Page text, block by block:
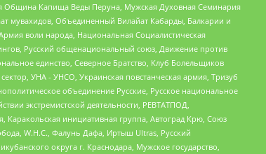
Община Капища Веды Перуна, Мужская Духовная Семинария
мувахидов, Объединенный Вилайат Кабарды, Балкарии и
воли народа, Национальная Социалистическая
Русский общенациональный союз, Движение против
единство, Северное Братство, Клуб Болельщиков
УНА - УНСО, Украинская повстанческая армия, Тризуб
объединение Русские, Русское национальное
экстремистской деятельности, РЕВТАТПОД,
инициативная группа, Автоград Крю, Союз
W.H.С., Фалунь Дафа, Иртыш Ultras, Русский
округа г. Краснодара, Мужское государство,